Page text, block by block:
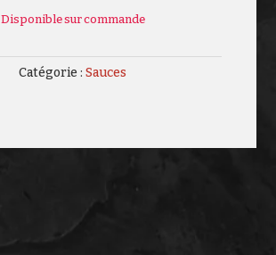
Disponible sur commande
Catégorie :Sauces